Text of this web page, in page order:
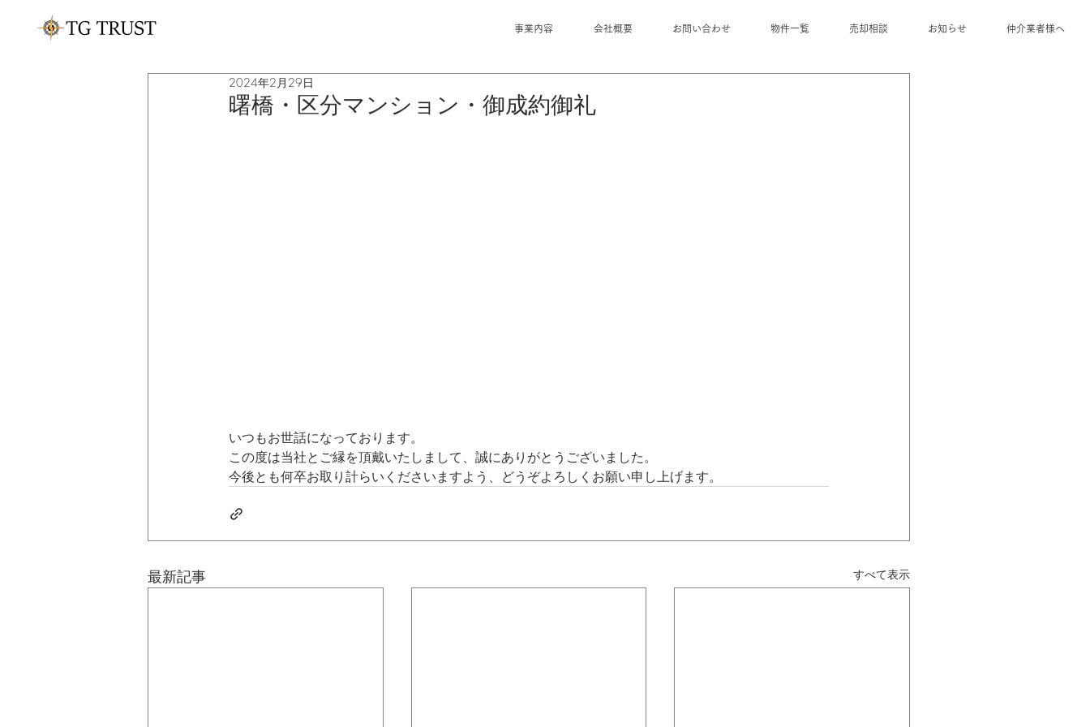
事業内容 会社概要 お問い合わせ 物件一覧 売却相談 お知らせ 仲介業者様へ
曙橋・区分マンション・御成約御礼
2024年2月29日
いつもお世話になっております。
この度は当社とご縁を頂戴いたしまして、誠にありがとうございました。
今後とも何卒お取り計らいくださいますよう、どうぞよろしくお願い申し上げます。
最新記事 すべて表示